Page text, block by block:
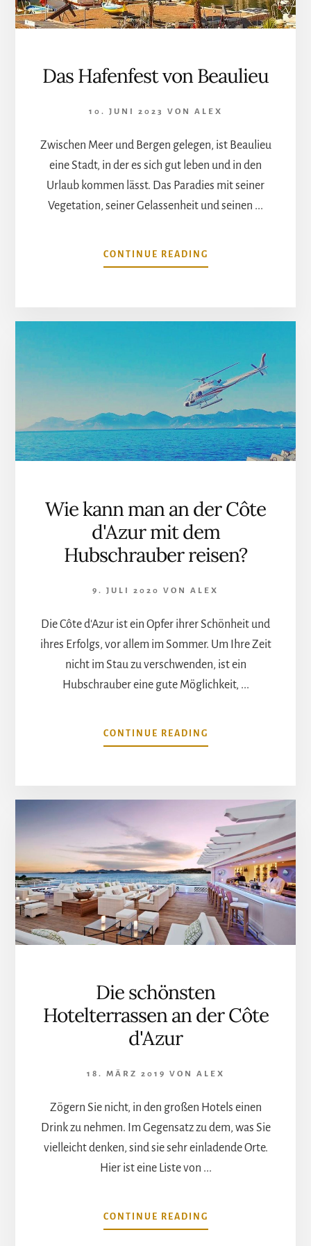
Das Hafenfest von Beaulieu
10. JUNI 2023 VON ALEX
Zwischen Meer und Bergen gelegen, ist Beaulieu
eine Stadt, in der es sich gut leben und in den
Urlaub kommen lässt. Das Paradies mit seiner
Vegetation, seiner Gelassenheit und seinen ...
CONTINUE READING
HAFENFEST
Wie kann man an der Côte
d'Azur mit dem
Hubschrauber reisen?
9. JULI 2020 VON ALEX
Die Côte d'Azur ist ein Opfer ihrer Schönheit und
ihres Erfolgs, vor allem im Sommer. Um Ihre Zeit
nicht im Stau zu verschwenden, ist ein
Hubschrauber eine gute Möglichkeit, ...
CONTINUE READING
KANN
CÔTE
D'AZUR
MIT
DEM
HUBSCHRAUBER
REISEN?
Die schönsten
Hotelterrassen an der Côte
d'Azur
18. MÄRZ 2019 VON ALEX
Zögern Sie nicht, in den großen Hotels einen
Drink zu nehmen. Im Gegensatz zu dem, was Sie
vielleicht denken, sind sie sehr einladende Orte.
Hier ist eine Liste von ...
CONTINUE READING
SCHÖNSTEN